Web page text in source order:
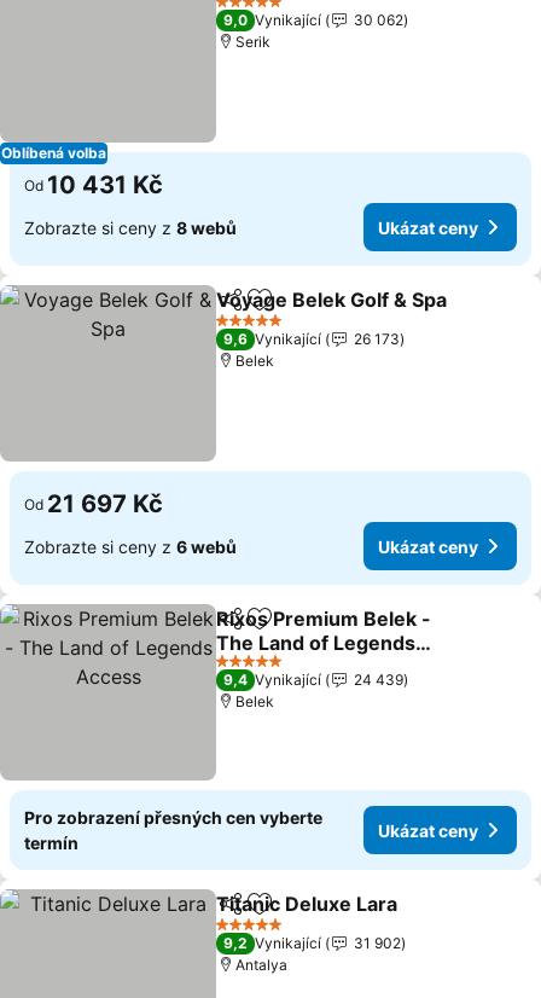
Oblíbená volba
5 Počet hvězdiček
9,0 Vynikající
30 062
Serik
Od 10 431 Kč
Zobrazte si ceny z 8 webů Ukázat ceny
SdíletPřidat na seznam oblíbených
Voyage Belek Golf & Spa
5 Počet hvězdiček
9,6 Vynikající
26 173
Belek
Od 21 697 Kč
Zobrazte si ceny z 6 webů Ukázat ceny
SdíletPřidat na seznam oblíbených
Rixos Premium Belek -
The Land of Legends
Access
Ukázat ceny
5 Počet hvězdiček
9,4 Vynikající
24 439
Belek
Pro zobrazení přesných cen vyberte
termín
Ukázat ceny
SdíletPřidat na seznam oblíbených
Titanic Deluxe Lara
5 Počet hvězdiček
9,2 Vynikající
31 902
Antalya